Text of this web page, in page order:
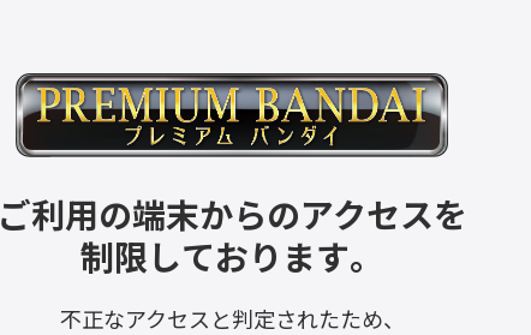
ご利用の端末からのアクセスを
制限しております。
不正なアクセスと判定されたため、